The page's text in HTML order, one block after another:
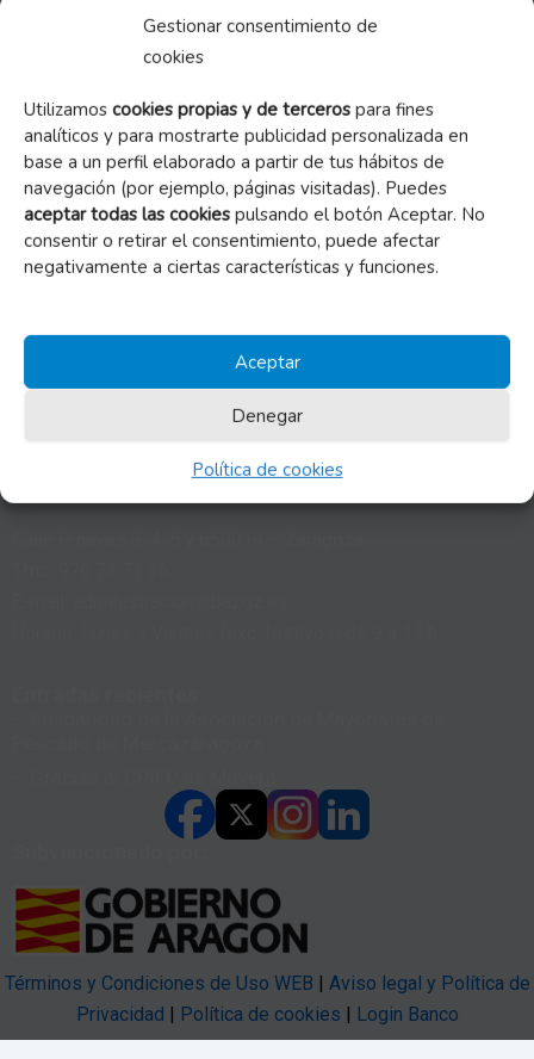
Gestionar consentimiento de
cookies
Utilizamos cookies propias y de terceros para fines
analíticos y para mostrarte publicidad personalizada en
base a un perfil elaborado a partir de tus hábitos de
navegación (por ejemplo, páginas visitadas). Puedes
aceptar todas las cookies pulsando el botón Aceptar. No
consentir o retirar el consentimiento, puede afectar
negativamente a ciertas características y funciones.
Aceptar
Denegar
Política de cookies
Entonces, como mucho, se daban 2 cajas, unos 15 o 20 kg
por centro, también organizando campañas donde fuese
debajo de una farola, al aire libre, con frío, nieve y lluvia, yo la
viví 4 años, volvíamos satisfechos, habíamos recogido unos
400kgs.
Ahora estén donde estén, seguro se sentirán satisfechos y
contentos de estos 25 años, viendo el progreso de tal
magnitud al que ha llegado el Banco de Alimentos de
Mercazaragoza. Carretera Cogullada 65,
Términos y Condiciones de Uso WEB | Aviso legal y Política de
Privacidad | Política de cookies | Login Banco